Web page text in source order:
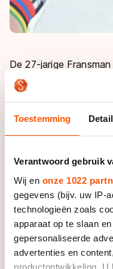
Toestemming
Verantwoord gebruik
Wij en onze 1022
gegevens (bijv. uw IP-
technologieën zoals
apparaat op te slaan
gepersonaliseerde
advertenties en
productontwikkeling. U
De 27-jarige
wereldtitel in het
kunstje meermaals.
Olympische Spelen
Vancouver werd hij
beter dan ooit, tot hij
Spelen van de
was.
Ik ben daar echt
hij zich opwarmt voor
die op het punt staat